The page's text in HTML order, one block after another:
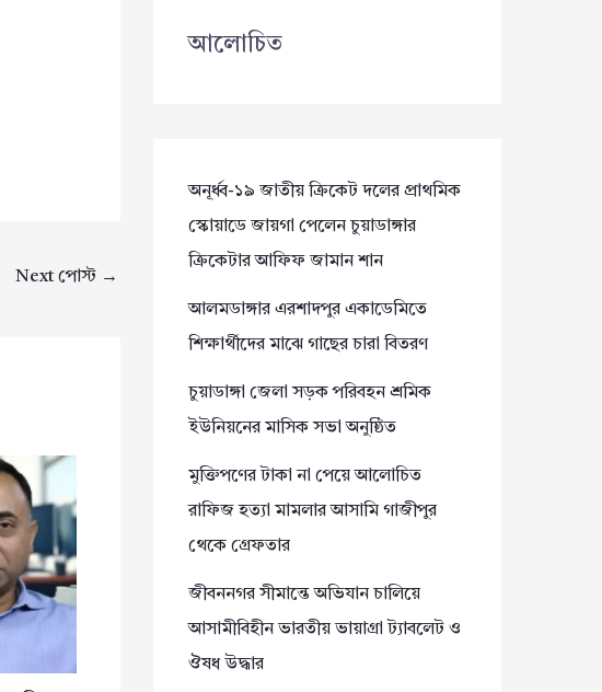
Next পোস্ট →
আলোচিত
অনূর্ধ্ব-১৯ জাতীয় ক্রিকেট দলের প্রাথমিক
স্কোয়াডে জায়গা পেলেন চুয়াডাঙ্গার
ক্রিকেটার আফিফ জামান শান
আলমডাঙ্গার এরশাদপুর একাডেমিতে
শিক্ষার্থীদের মাঝে গাছের চারা বিতরণ
চুয়াডাঙ্গা জেলা সড়ক পরিবহন শ্রমিক
ইউনিয়নের মাসিক সভা অনুষ্ঠিত
মুক্তিপণের টাকা না পেয়ে আলোচিত
রাফিজ হত্যা মামলার আসামি গাজীপুর
থেকে গ্রেফতার
জীবননগর সীমান্তে অভিযান চালিয়ে
আসামীবিহীন ভারতীয় ভায়াগ্রা ট্যাবলেট ও
ঔষধ উদ্ধার